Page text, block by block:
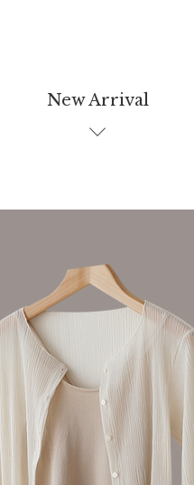
New Arrival